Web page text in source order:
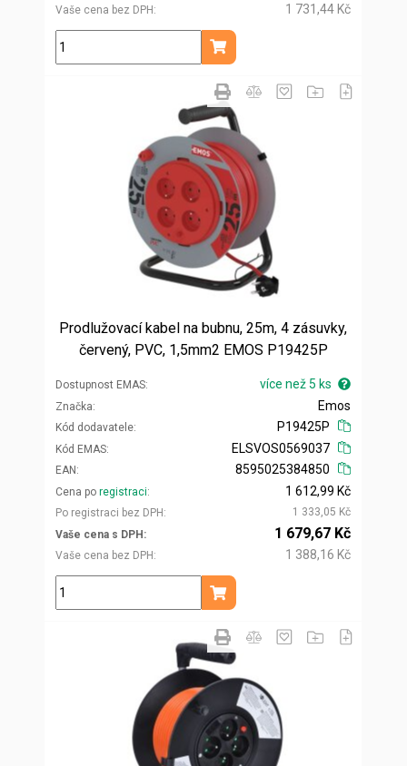
Vaše cena bez DPH
1 731,44 Kč
ks
Přidat do košíku
Prodlužovací kabel na bubnu, 25m, 4 zásuvky,
červený, PVC, 1,5mm2 EMOS P19425P
Dostupnost EMAS více než 5 ks
Značka
Kód dodavatele
Emos
P19425P
Kód EMAS
EAN
ELSVOS0569037
8595025384850
Cena po registraci
Po registraci bez DPH
1 612,99 Kč
1 333,05 Kč
Vaše cena s DPH
Vaše cena bez DPH
1 679,67 Kč
1 388,16 Kč
ks
Přidat do košíku